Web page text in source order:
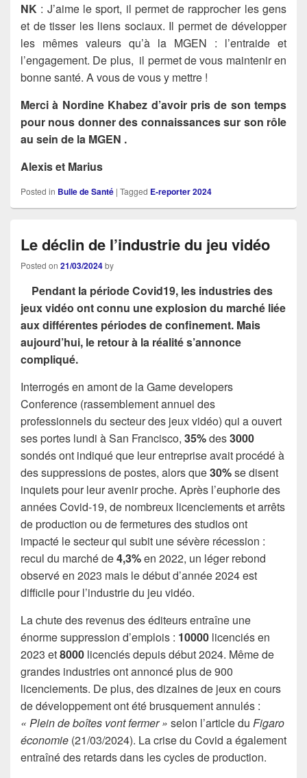
NK : J’aime le sport, il permet de rapprocher les gens
et de tisser les liens sociaux. Il permet de développer
les mêmes valeurs qu’à la MGEN : l’entraide et
l’engagement. De plus, il permet de vous maintenir en
bonne santé. A vous de vous y mettre !
Merci à Nordine Khabez d’avoir pris de son temps
pour nous donner des connaissances sur son rôle
au sein de la MGEN .
Alexis et Marius
Posted in Bulle de Santé | Tagged E-reporter 2024
Le déclin de l’industrie du jeu vidéo
Posted on 21/03/2024by
Pendant la période Covid19, les industries des
jeux vidéo ont connu une explosion du marché liée
aux différentes périodes de confinement. Mais
aujourd’hui, le retour à la réalité s’annonce
compliqué.
Interrogés en amont de la Game developers
Conference (rassemblement annuel des
professionnels du secteur des jeux vidéo) qui a ouvert
ses portes lundi à San Francisco, 35%des3000
sondés ont indiqué que leur entreprise avait procédé à
des suppressions de postes, alors que30%se disent
inquiets pour leur avenir proche. Après l’euphorie des
années Covid-19, de nombreux licenciements et arrêts
de production ou de fermetures des studios ont
impacté le secteur qui subit une sévère récession :
recul du marché de4,3%en 2022, un léger rebond
observé en 2023 mais le début d’année 2024 est
difficile pour l’industrie du jeu vidéo.
La chute des revenus des éditeurs entraîne une
énorme suppression d’emplois : 10000 licenciés en
2023 et8000 licenciés depuis début 2024. Même de
grandes industries ont annoncé plus de 900
licenciements. De plus, des dizaines de jeux en cours
de développement ont été brusquement annulés :
« Plein de boîtes vont fermer » selon l’article du Figaro
économie (21/03/2024). La crise du Covid a également
entraîné des retards dans les cycles de production.